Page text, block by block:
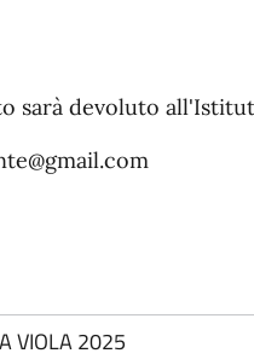
sarà devoluto
VIOLA 2025